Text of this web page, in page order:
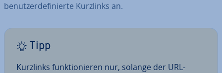
be­nut­zer­de­fi­nier­te Kurzlinks an.
Tipp
Kurzlinks funk­tio­nie­ren nur, solange der URL-